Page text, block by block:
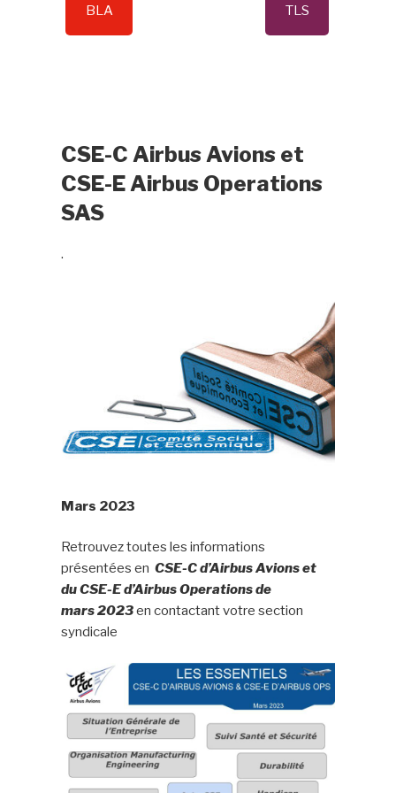
BLA TLS
CSE-C Airbus Avions et
CSE-E Airbus Operations
SAS
.
Mars 2023
Retrouvez toutes les informations
présentées en CSE-C d’Airbus Avions et
du CSE-Ed’Airbus Operations de
mars2023en contactant votre section
syndicale